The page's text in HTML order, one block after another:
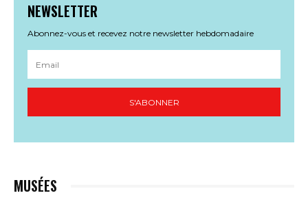
NEWSLETTER
Abonnez-vous et recevez notre newsletter hebdomadaire
S'ABONNER
MUSÉES